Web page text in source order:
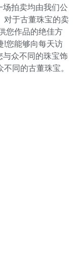
拍卖均由我们公
对于古董珠宝的卖
您作品的绝佳方
!您能够向每天访
众不同的珠宝饰
同的古董珠宝。